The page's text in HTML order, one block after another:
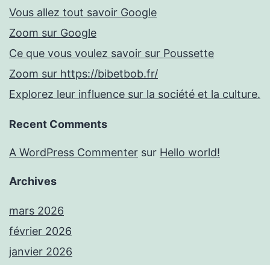
Vous allez tout savoir Google
Zoom sur Google
Ce que vous voulez savoir sur Poussette
Zoom sur https://bibetbob.fr/
Explorez leur influence sur la société et la culture.
Recent Comments
A WordPress Commenter sur Hello world!
Archives
mars 2026
février 2026
janvier 2026